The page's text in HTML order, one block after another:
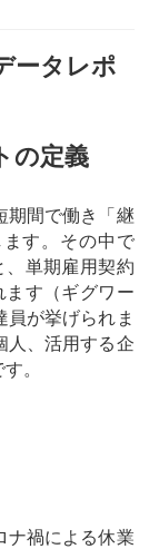
ータレポ
の定義
期間で働き「継
す。その中で
、単期雇用契約
ます（ギグワー
員が挙げられま
人、活用する企
。
ナ禍による休業